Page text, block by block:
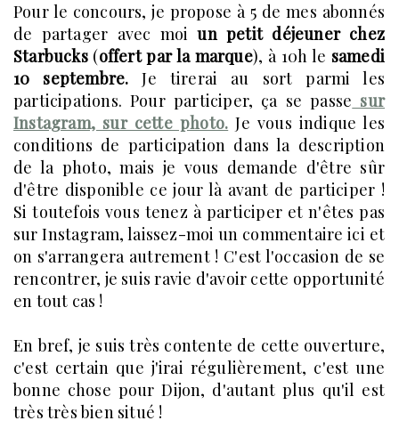
Pour le concours, je propose à 5 de mes abonnés
de partager avec moiun petit déjeuner chez
Starbucks(offert par la marque), à 10h le samedi
10 septembre. Je tirerai au sort parmi les
participations. Pour participer, ça se passe sur
Instagram, sur cette photo. Je vous indique les
conditions de participation dans la description
de la photo, mais je vous demande d'être sûr
d'être disponible ce jour là avant de participer !
Si toutefois vous tenez à participer et n'êtes pas
sur Instagram, laissez-moi un commentaire ici et
on s'arrangera autrement ! C'est l'occasion de se
rencontrer, je suis ravie d'avoir cette opportunité
en tout cas !
En bref, je suis très contente de cette ouverture,
c'est certain que j'irai régulièrement, c'est une
bonne chose pour Dijon, d'autant plus qu'il est
très très bien situé !